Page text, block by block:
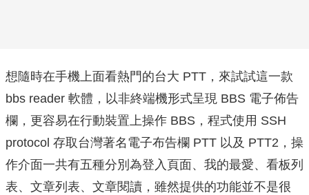
想隨時在手機上面看熱門的台大 PTT，來試試這一款
bbs reader 軟體，以非終端機形式呈現 BBS 電子佈告
欄，更容易在行動裝置上操作 BBS，程式使用 SSH
protocol 存取台灣著名電子布告欄 PTT 以及 PTT2，操
作介面一共有五種分別為登入頁面、我的最愛、看板列
表、文章列表、文章閱讀，雖然提供的功能並不是很